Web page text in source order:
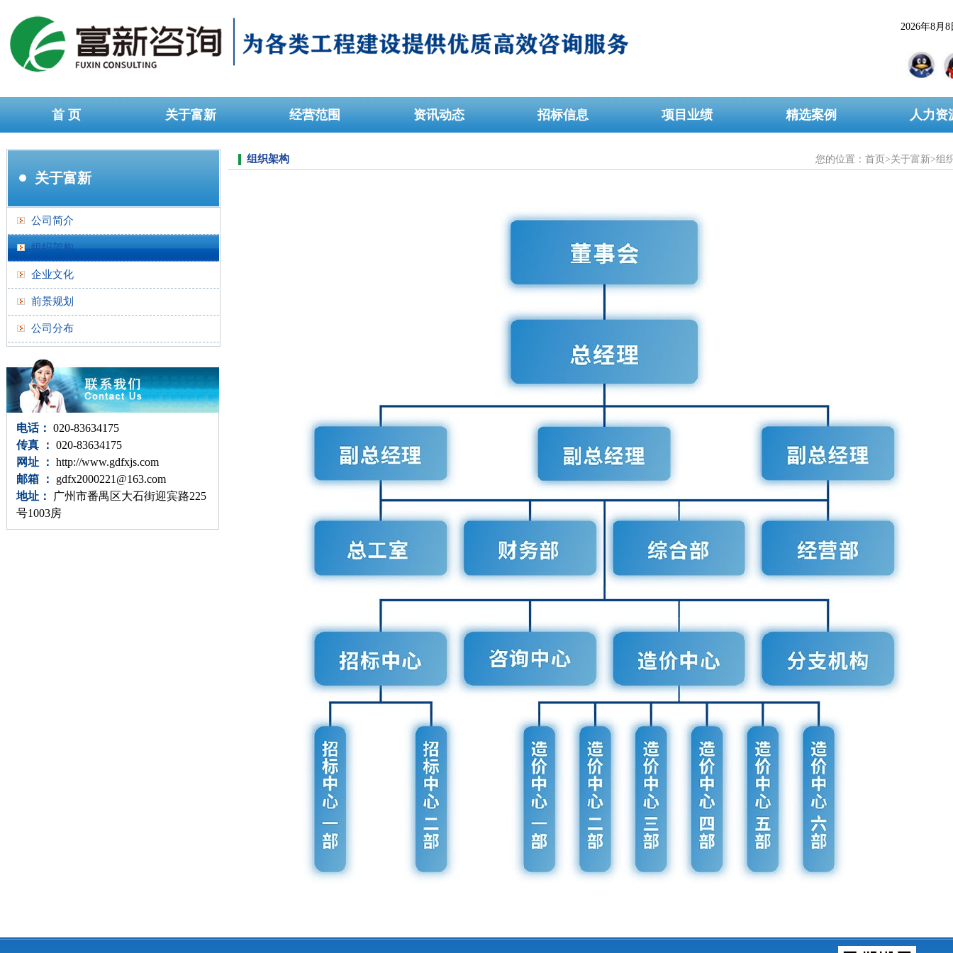
2026年8月
首 页 关于富新 经营范围 资讯动态 招标信息 项目业绩 精选案例 人力资
加盟留言 地图
关于富新
公司简介
组织架构
企业文化
前景规划
公司分布
电话： 020-83634175
传真 ： 020-83634175
网址 ： http://www.gdfxjs.com
邮箱 ：
gdfx2000221@163.com
地址：
广州市番禺区大石街迎宾路225
号1003房
组织架构 您的位置： 首页 >关于富新>组